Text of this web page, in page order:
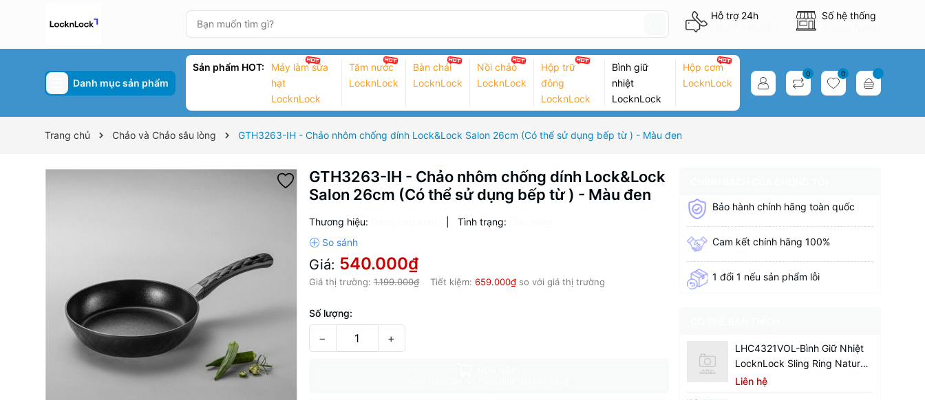
Hỗ trợ 24h Số hệ thống
Danh mục sản phẩm
Sản phẩm HOT:
Máy làm sữa
hạt
LocknLock
Tăm nước
LocknLock
Bàn chải
LocknLock
Nồi chảo
LocknLock
Hộp trữ
đông
LocknLock
Bình giữ
nhiệt
LocknLock
Hộp cơm
LocknLock
0 0
Trang chủ Chảo và Chảo sâu lòng GTH3263-IH - Chảo nhôm chống dính Lock&Lock Salon 26cm (Có thể sử dụng bếp từ ) - Màu đen
GTH3263-IH - Chảo nhôm chống dính Lock&Lock
Salon 26cm (Có thể sử dụng bếp từ ) - Màu đen
Thương hiệu: Tình trạng:
Giá: 540.000₫
Giá thị trường: 1.199.000₫ Tiết kiệm: 659.000₫so với giá thị trường
Số lượng:
− +
Bảo hành chính hãng toàn quốc
Cam kết chính hãng 100%
1 đổi 1 nếu sản phẩm lỗi
LHC4321VOL-Bình Giữ Nhiệt
LocknLock Sling Ring Nature
Tumbler 650ml
Liên hệ